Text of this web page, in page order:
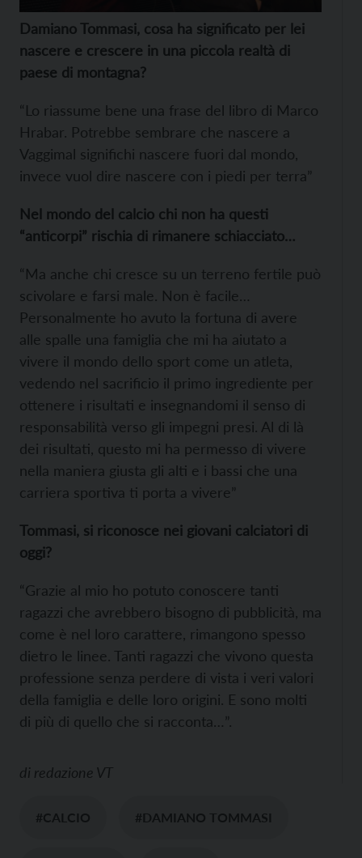
Damiano Tommasi, cosa ha significato per lei
nascere e crescere in una piccola realtà di
paese di montagna?
“Lo riassume bene una frase del libro di Marco
Hrabar. Potrebbe sembrare che nascere a
Vaggimal significhi nascere fuori dal mondo,
invece vuol dire nascere con i piedi per terra”
Nel mondo del calcio chi non ha questi
“anticorpi” rischia di rimanere schiacciato…
“Ma anche chi cresce su un terreno fertile può
scivolare e farsi male. Non è facile…
Personalmente ho avuto la fortuna di avere
alle spalle una famiglia che mi ha aiutato a
vivere il mondo dello sport come un atleta,
vedendo nel sacrificio il primo ingrediente per
ottenere i risultati e insegnandomi il senso di
responsabilità verso gli impegni presi. Al di là
dei risultati, questo mi ha permesso di vivere
nella maniera giusta gli alti e i bassi che una
carriera sportiva ti porta a vivere”
Tommasi, si riconosce nei giovani calciatori di
oggi?
“Grazie al mio ho potuto conoscere tanti
ragazzi che avrebbero bisogno di pubblicità, ma
come è nel loro carattere, rimangono spesso
dietro le linee. Tanti ragazzi che vivono questa
professione senza perdere di vista i veri valori
della famiglia e delle loro origini. E sono molti
di più di quello che si racconta…”.
di redazione VT
#CALCIO #DAMIANO TOMMASI